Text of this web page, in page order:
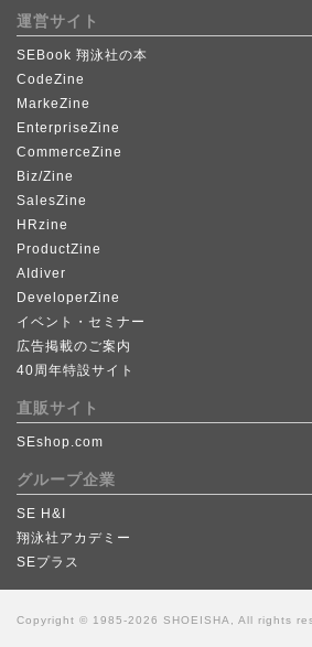
運営サイト
SEBook 翔泳社の本
CodeZine
MarkeZine
EnterpriseZine
CommerceZine
Biz/Zine
SalesZine
HRzine
ProductZine
AIdiver
DeveloperZine
イベント・セミナー
広告掲載のご案内
40周年特設サイト
直販サイト
SEshop.com
グループ企業
SE H&I
翔泳社アカデミー
SEプラス
Copyright © 1985-2026 SHOEISHA, All rights